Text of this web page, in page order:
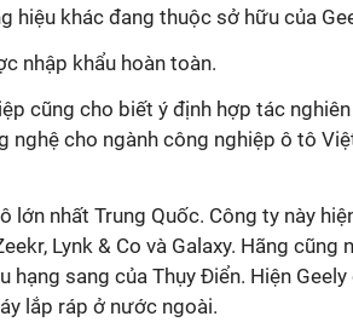
hiệu khác đang thuộc sở hữu của
nhập khẩu hoàn toàn.
cũng cho biết ý định hợp tác
nghệ cho ngành công nghiệp ô tô
nhất Trung Quốc. Công ty này
Lynk & Co và Galaxy. Hãng cũng
sang của Thụy Điển. Hiện Geely
lắp ráp ở nước ngoài.